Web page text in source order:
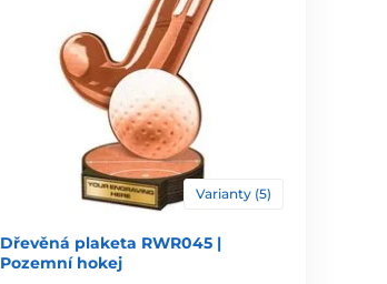
Varianty (5)
Dřevěná plaketa RWR045 |
Pozemní hokej